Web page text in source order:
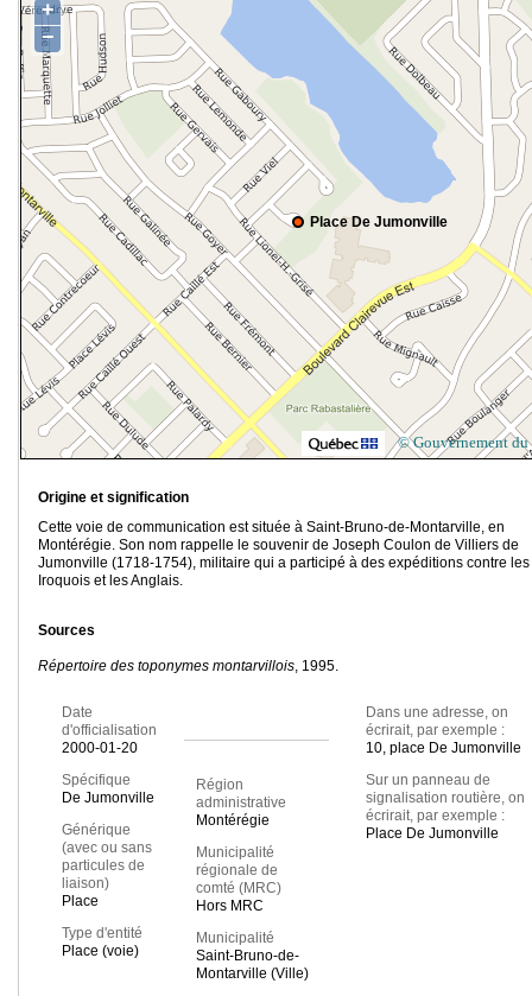
Place De Jumonville
+
−
© Gouvernement du
Origine et signification
Cette voie de communication est située à Saint-Bruno-de-Montarville, en
Montérégie. Son nom rappelle le souvenir de Joseph Coulon de Villiers de
Jumonville (1718-1754), militaire qui a participé à des expéditions contre les
Iroquois et les Anglais.
Sources
Répertoire des toponymes montarvillois, 1995.
Date
d'officialisation
2000-01-20
Spécifique
De Jumonville
Générique
(avec ou sans
particules de
liaison)
Place
Type d'entité
Place (voie)
Région
administrative
Montérégie
Municipalité
régionale de
comté (MRC)
Hors MRC
Municipalité
Saint-Bruno-de-
Montarville (Ville)
Dans une adresse, on
écrirait, par exemple :
10, place De Jumonville
Sur un panneau de
signalisation routière, on
écrirait, par exemple :
Place De Jumonville